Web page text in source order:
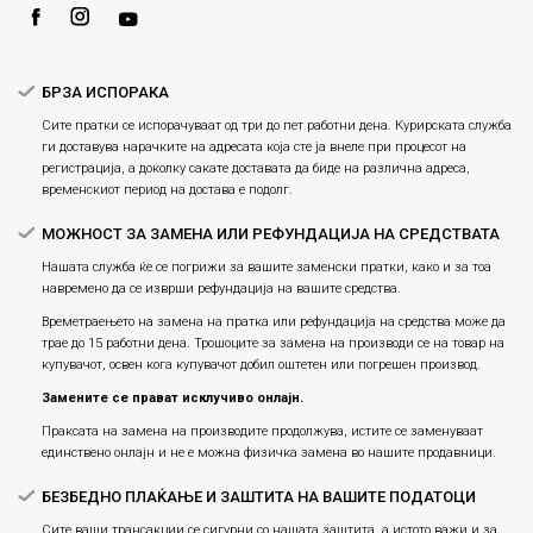
БРЗА ИСПОРАКА
Сите пратки се испорачуваат од три до пет работни дена. Курирската служба
ги доставува нарачките на адресата која сте ја внеле при процесот на
регистрација, а доколку сакате доставата да биде на различна адреса,
временскиот период на достава е подолг.
МОЖНОСТ ЗА ЗАМЕНА ИЛИ РЕФУНДАЦИЈА НА СРЕДСТВАТА
Нашата служба ќе се погрижи за вашите заменски пратки, како и за тоа
навремено да се изврши рефундација на вашите средства.
Времетраењето на замена на пратка или рефундацијa на средства може да
трае до 15 работни дена. Трошоците за замена на производи се на товар на
купувачот, освен кога купувачот добил оштетен или погрешен производ.
Замените се прават исклучиво онлајн.
Праксата на замена на производите продолжува, истите се заменуваат
единствено онлајн и не е можна физичка замена во нашите продавници.
БЕЗБЕДНО ПЛАЌАЊЕ И ЗАШТИТА НА ВАШИТЕ ПОДАТОЦИ